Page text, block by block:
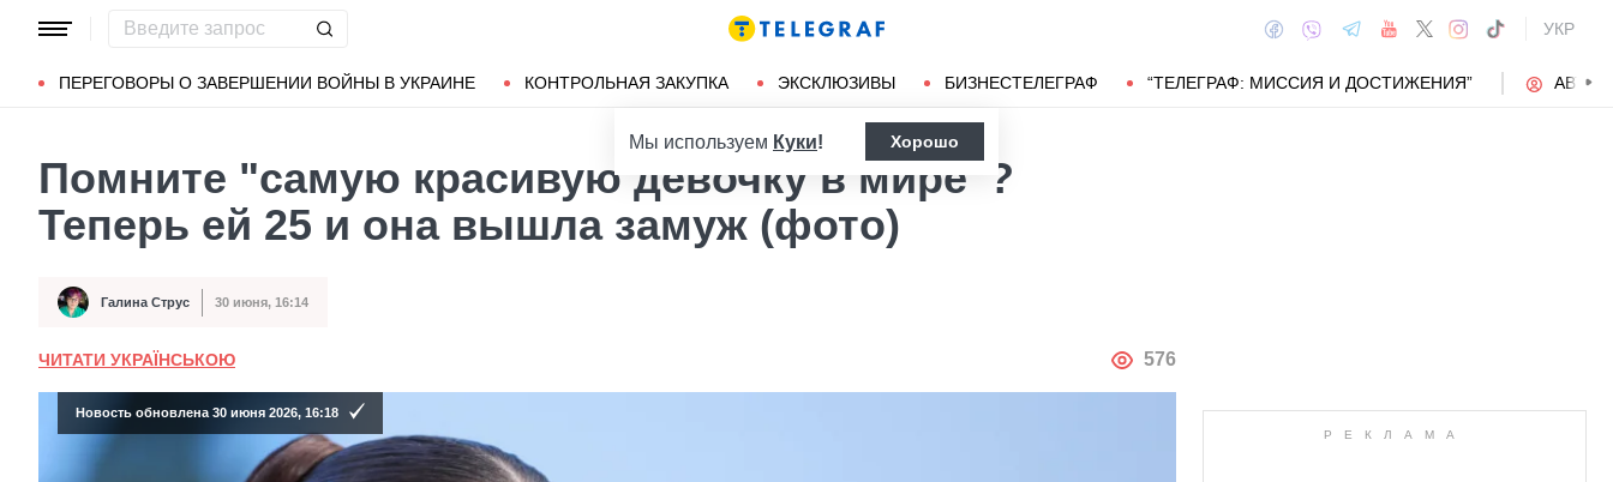
УКР
ПЕРЕГОВОРЫ О ЗАВЕРШЕНИИ ВОЙНЫ В УКРАИНЕ КОНТРОЛЬНАЯ ЗАКУПКА ЭКСКЛЮЗИВЫ БИЗНЕСТЕЛЕГРАФ “ТЕЛЕГРАФ: МИССИЯ И ДОСТИЖЕНИЯ”
Популярные запросы Мариуполь
Мы используем Куки! Хорошо
Помните "самую красивую девочку в мире"?
Теперь ей 25 и она вышла замуж (фото)
Автор Галина Струс
Дата публикации 30 июня, 16:14
ЧИТАТИ УКРАЇНСЬКОЮ АВТОР
576
Новость обновлена 30 июня 2026, 16:18